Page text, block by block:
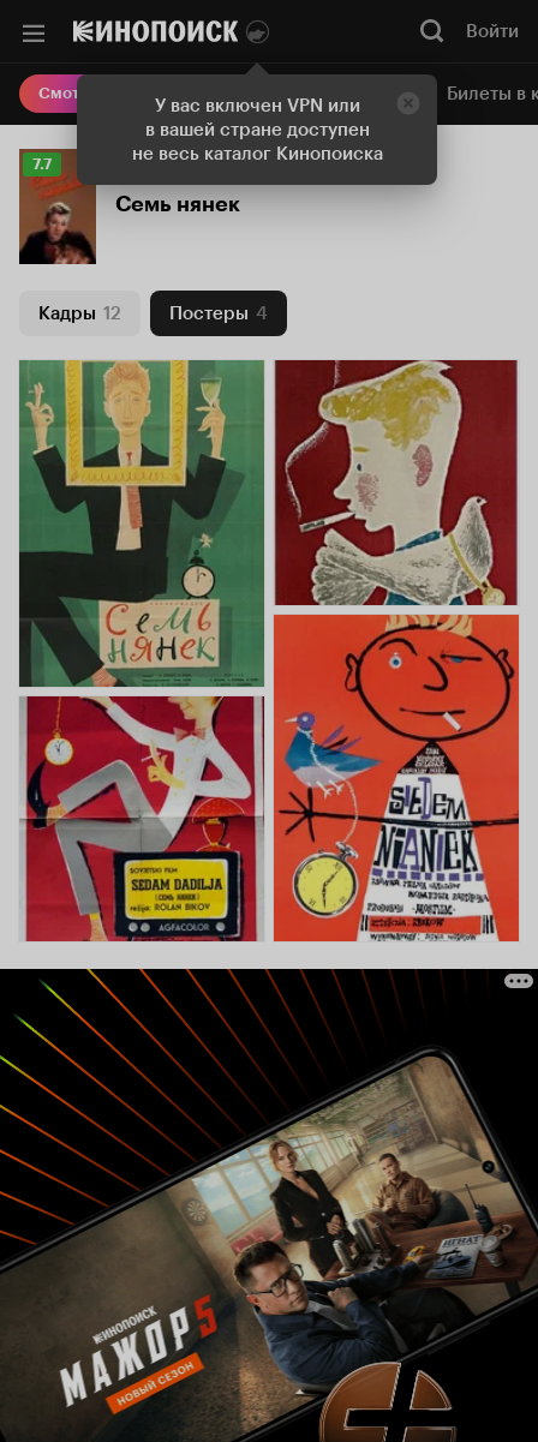
У вас включен VPN или
в вашей стране доступен
не весь каталог Кинопоиска
Войти
Смотреть кино Онлайн-кинотеатр Билеты в
Рейтинг
Кинопоиска
7.7
7.7
Семь нянек
Кадры 12 Постеры 4